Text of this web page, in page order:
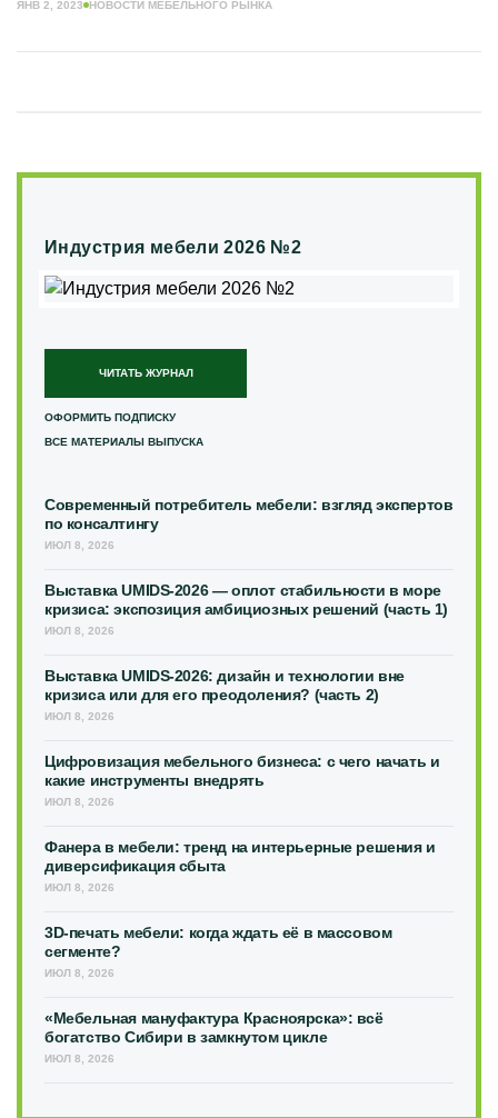
ЯНВ 2, 2023 НОВОСТИ МЕБЕЛЬНОГО РЫНКА
Индустрия мебели 2026 №2
ЧИТАТЬ ЖУРНАЛ
ОФОРМИТЬ ПОДПИСКУ
ВСЕ МАТЕРИАЛЫ ВЫПУСКА
Современный потребитель мебели: взгляд экспертов
по консалтингу
ИЮЛ 8, 2026
Выставка UMIDS-2026 — оплот стабильности в море
кризиса: экспозиция амбициозных решений (часть 1)
ИЮЛ 8, 2026
Выставка UMIDS-2026: дизайн и технологии вне
кризиса или для его преодоления? (часть 2)
ИЮЛ 8, 2026
Цифровизация мебельного бизнеса: с чего начать и
какие инструменты внедрять
ИЮЛ 8, 2026
Фанера в мебели: тренд на интерьерные решения и
диверсификация сбыта
ИЮЛ 8, 2026
3D-печать мебели: когда ждать её в массовом
сегменте?
ИЮЛ 8, 2026
«Мебельная мануфактура Красноярска»: всё
богатство Сибири в замкнутом цикле
ИЮЛ 8, 2026